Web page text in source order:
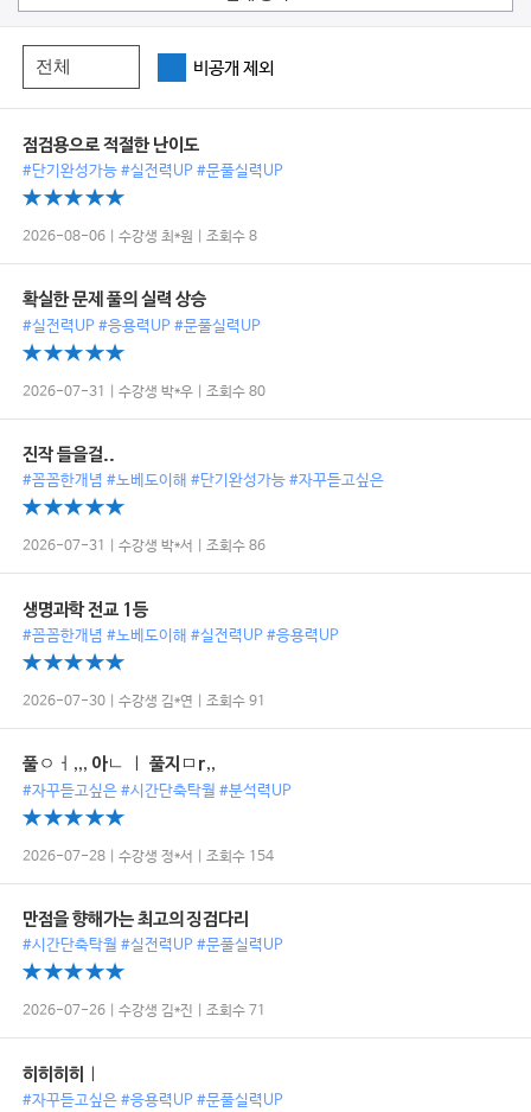
비공개 제외
점검용으로 적절한 난이도
#단기완성가능 #실전력UP #문풀실력UP
2026-08-06 | 수강생 최*원 | 조회수 8
확실한 문제 풀의 실력 상승
#실전력UP #응용력UP #문풀실력UP
2026-07-31 | 수강생 박*우 | 조회수 80
진작 들을걸..
#꼼꼼한개념 #노베도이해 #단기완성가능 #자꾸듣고싶은
2026-07-31 | 수강생 박*서 | 조회수 86
생명과학 전교 1등
#꼼꼼한개념 #노베도이해 #실전력UP #응용력UP
2026-07-30 | 수강생 김*연 | 조회수 91
풀ㅇㅓ,,, 아ㄴ ㅣ 풀지ㅁr,,
#자꾸듣고싶은 #시간단축탁월 #분석력UP
2026-07-28 | 수강생 정*서 | 조회수 154
만점을 향해가는 최고의 징검다리
#시간단축탁월 #실전력UP #문풀실력UP
2026-07-26 | 수강생 김*진 | 조회수 71
히히히히ㅣ
#자꾸듣고싶은 #응용력UP #문풀실력UP